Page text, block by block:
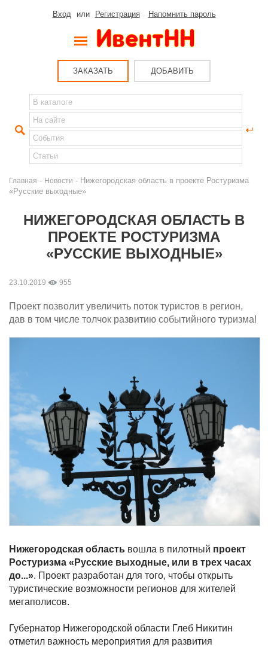
Вход или Регистрация Напомнить пароль
ЗАКАЗАТЬ ДОБАВИТЬ
Главная - Новости - Нижегородская область в проекте Ростуризма
«Русские выходные»
НИЖЕГОРОДСКАЯ ОБЛАСТЬ В
ПРОЕКТЕ РОСТУРИЗМА
«РУССКИЕ ВЫХОДНЫЕ»
23.10.2019 955
Проект позволит увеличить поток туристов в регион,
дав в том числе толчок развитию событийного туризма!
Нижегородская область вошла в пилотный проект
Ростуризма «Русские выходные, или в трех часах
до...». Проект разработан для того, чтобы открыть
туристические возможности регионов для жителей
мегаполисов.
Губернатор Нижегородской области Глеб Никитин
отметил важность мероприятия для развития